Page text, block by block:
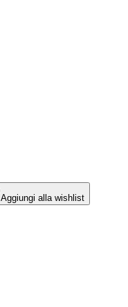
Aggiungi alla wishlist